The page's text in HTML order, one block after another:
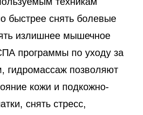
быстрее снять болевые
излишнее мышечное
программы по уходу за
гидромассаж позволяют
кожи и подкожно-
снять стресс,